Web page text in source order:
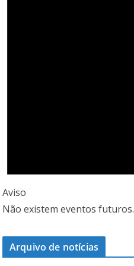
Aviso
Não existem eventos futuros.
Arquivo de notícias